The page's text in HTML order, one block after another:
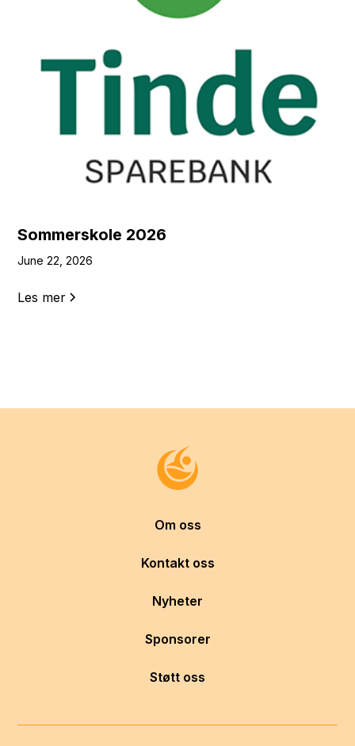
Sommerskole 2026
June 22, 2026
Les mer
Om oss
Kontakt oss
Nyheter
Sponsorer
Støtt oss